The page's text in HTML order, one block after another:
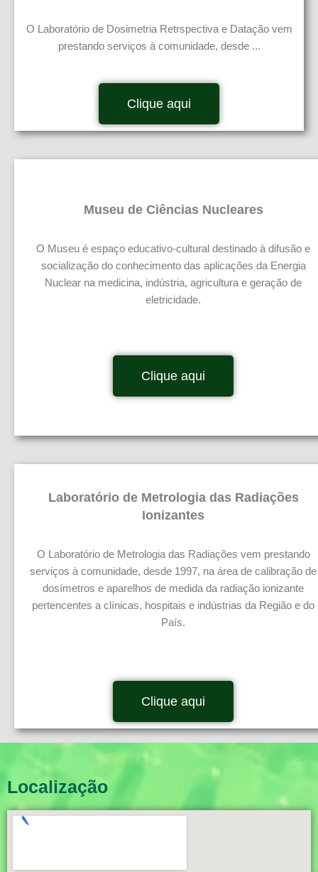
O Laboratório de Dosimetria Retrspectiva e Datação vem
prestando serviços à comunidade, desde ...
Clique aqui
Museu de Ciências Nucleares
O Museu é espaço educativo-cultural destinado à difusão e
socialização do conhecimento das aplicações da Energia
Nuclear na medicina, indústria, agricultura e geração de
eletricidade.
Clique aqui
Laboratório de Metrologia das Radiações
Ionizantes
O Laboratório de Metrologia das Radiações vem prestando
serviços à comunidade, desde 1997, na área de calibração de
dosímetros e aparelhos de medida da radiação ionizante
pertencentes a clínicas, hospitais e indústrias da Região e do
País.
Clique aqui
Localização